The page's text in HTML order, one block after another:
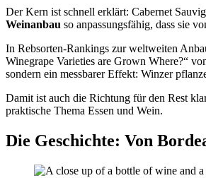
Der Kern ist schnell erklärt: Cabernet
Weinanbau so anpassungsfähig, dass sie
In Rebsorten-Rankings zur weltweiten
Winegrape Varieties are Grown Where?“
sondern ein messbarer Effekt: Winzer
Damit ist auch die Richtung für den Rest
praktische Thema Essen und Wein.
Die Geschichte: Von